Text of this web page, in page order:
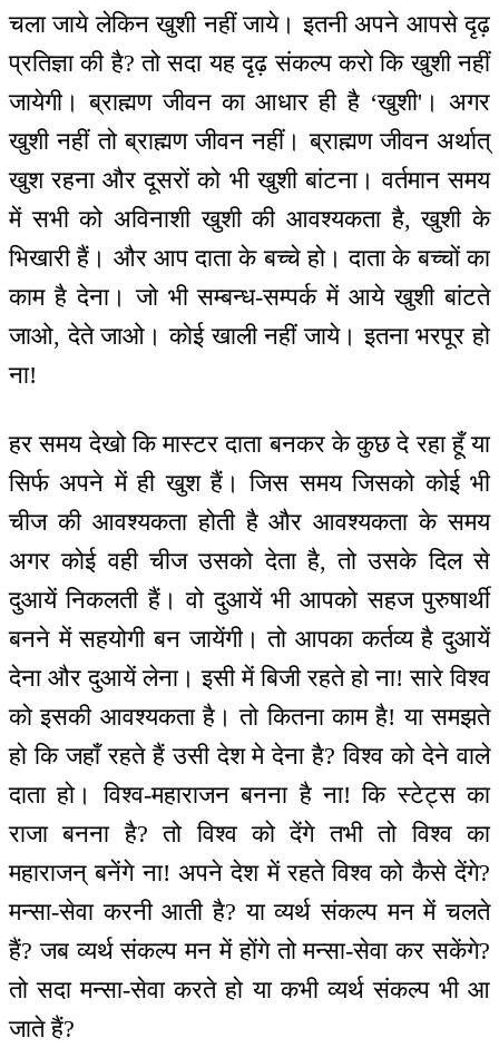
चला जाये लेकिन खुशी नहीं जाये। इतनी अपने आपसे दृढ़
प्रतिज्ञा की है? तो सदा यह दृढ़ संकल्प करो कि खुशी नहीं
जायेगी। ब्राह्मण जीवन का आधार ही है ‘खुशी'। अगर
खुशी नहीं तो ब्राह्मण जीवन नहीं। ब्राह्मण जीवन अर्थात्
खुश रहना और दूसरों को भी खुशी बांटना। वर्तमान समय
में सभी को अविनाशी खुशी की आवश्यकता है, खुशी के
भिखारी हैं। और आप दाता के बच्चे हो। दाता के बच्चों का
काम है देना। जो भी सम्बन्ध-सम्पर्क में आये खुशी बांटते
जाओ, देते जाओ। कोई खाली नहीं जाये। इतना भरपूर हो
ना!
हर समय देखो कि मास्टर दाता बनकर के कुछ दे रहा हूँ या
सिर्फ अपने में ही खुश हैं। जिस समय जिसको कोई भी
चीज की आवश्यकता होती है और आवश्यकता के समय
अगर कोई वही चीज उसको देता है, तो उसके दिल से
दुआयें निकलती हैं। वो दुआयें भी आपको सहज पुरुषार्थी
बनने में सहयोगी बन जायेंगी। तो आपका कर्तव्य है दुआयें
देना और दुआयें लेना। इसी में बिजी रहते हो ना! सारे विश्व
को इसकी आवश्यकता है। तो कितना काम है! या समझते
हो कि जहाँ रहते हैं उसी देश मे देना है? विश्व को देने वाले
दाता हो। विश्व-महाराजन बनना है ना! कि स्टेट्स का
राजा बनना है? तो विश्व को देंगे तभी तो विश्व का
महाराजन् बनेंगे ना! अपने देश में रहते विश्व को कैसे देंगे?
मन्सा-सेवा करनी आती है? या व्यर्थ संकल्प मन में चलते
हैं? जब व्यर्थ संकल्प मन में होंगे तो मन्सा-सेवा कर सकेंगे?
तो सदा मन्सा-सेवा करते हो या कभी व्यर्थ संकल्प भी आ
जाते हैं?